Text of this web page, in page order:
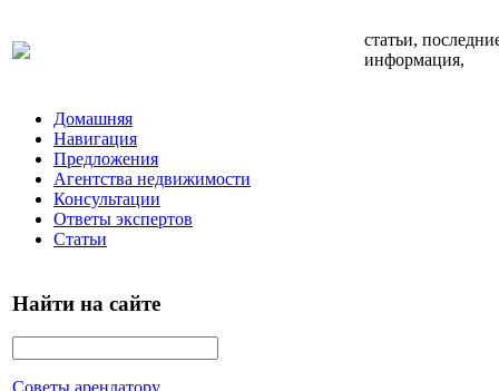
статьи,
информация,
Домашняя
Навигация
Предложения
Агентства недвижимости
Консультации
Ответы экспертов
Статьи
Найти на сайте